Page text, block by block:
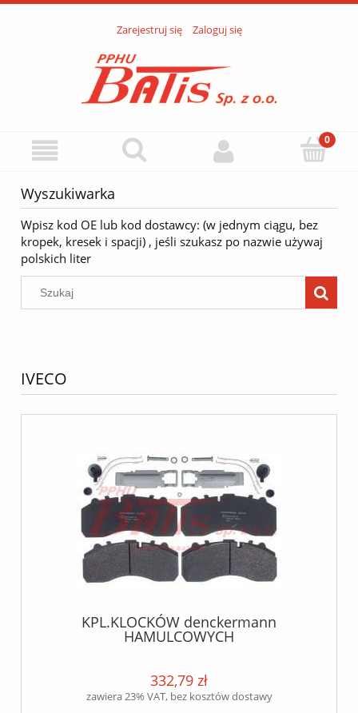
Zarejestruj się Zaloguj się
Wyszukiwarka
Wpisz kod OE lub kod dostawcy: (w jednym ciągu, bez
kropek, kresek i spacji) , jeśli szukasz po nazwie używaj
polskich liter
IVECO
KPL.KLOCKÓW denckermann
HAMULCOWYCH
332,79 zł
zawiera 23% VAT, bez kosztów dostawy